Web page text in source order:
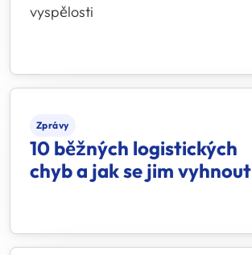
vyspělosti
Zprávy
10 běžných logistických
chyb a jak se jim vyhnout